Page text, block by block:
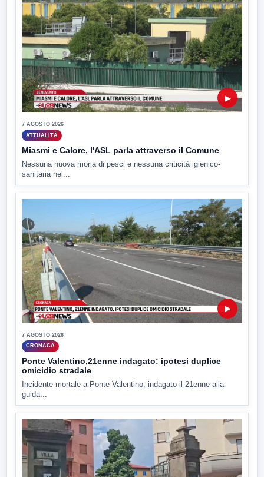
▶
7 AGOSTO 2026
ATTUALITÀ
Miasmi e Calore, l'ASL parla attraverso il Comune
Nessuna nuova moria di pesci e nessuna criticità igienico-
sanitaria nel...
▶
7 AGOSTO 2026
CRONACA
Ponte Valentino,21enne indagato: ipotesi duplice
omicidio stradale
Incidente mortale a Ponte Valentino, indagato il 21enne alla
guida...